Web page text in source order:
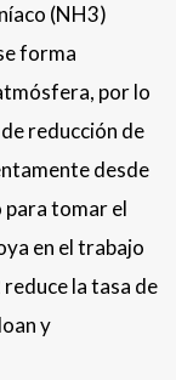
(NH3)
forma
por lo
reducción de
desde
para tomar el
en el trabajo
la tasa de
y